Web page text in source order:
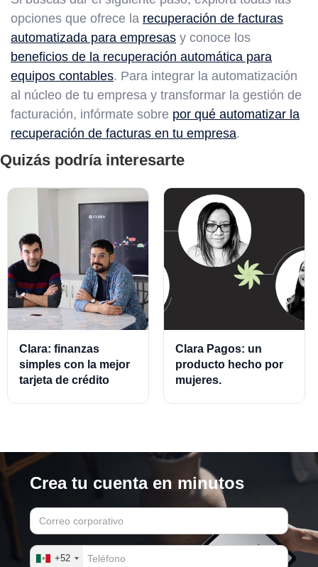
opciones que ofrece la recuperación de facturas
automatizada para empresas y conoce los
beneficios de la recuperación automática para
equipos contables. Para integrar la automatización
al núcleo de tu empresa y transformar la gestión de
facturación, infórmate sobre por qué automatizar la
recuperación de facturas en tu empresa.
Quizás podría interesarte
Clara: finanzas
simples con la mejor
tarjeta de crédito
Clara Pagos: un
producto hecho por
mujeres.
Crea tu cuenta en minutos
+52